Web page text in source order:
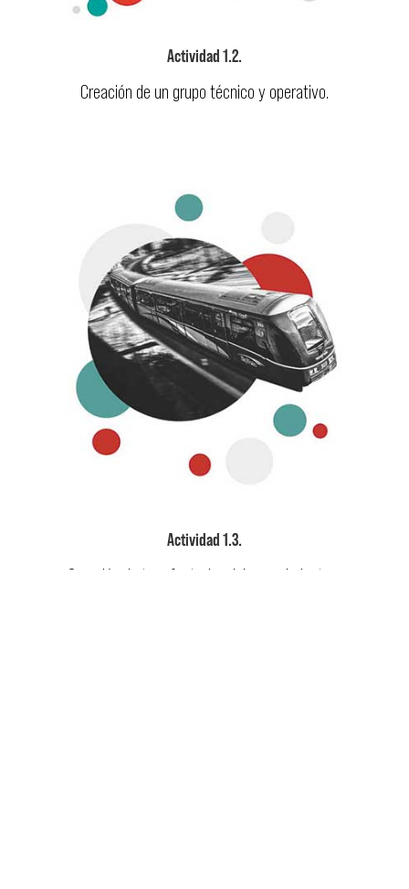
Actividad 1.2.
Creación de un grupo técnico y operativo.
Actividad 1.3.
Creación de tres factorías del conocimiento y